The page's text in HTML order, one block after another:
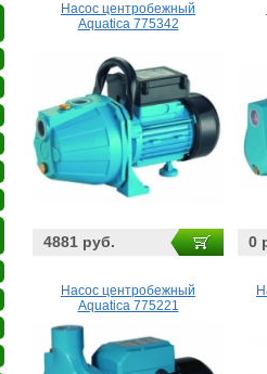
Насос центробежный
Aquatica 775342
4881 руб. 0
Насос центробежный
Aquatica 775221